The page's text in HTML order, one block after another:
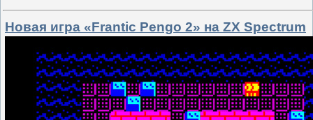
Новая игра «Frantic Pengo 2» на ZX Spectrum